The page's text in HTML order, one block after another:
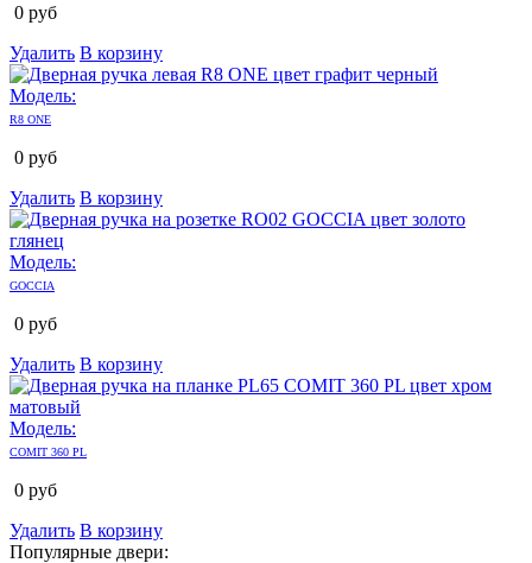
0 руб
Удалить В корзину
Модель:
R8 ONE
0 руб
Удалить В корзину
Модель:
GOCCIA
0 руб
Удалить В корзину
Модель:
COMIT 360 PL
0 руб
Удалить В корзину
Популярные двери: